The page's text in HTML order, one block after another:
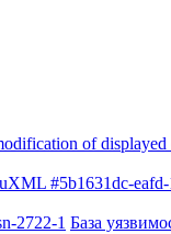
of
#5b1631dc-
2722-1 База